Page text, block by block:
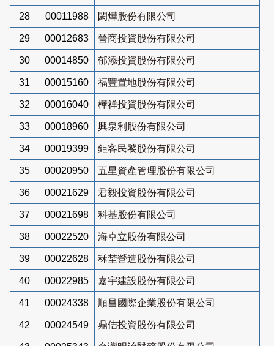
28 00011988 閎燁股份有限公司
29 00012683 晉商投資股份有限公司
30 00014850 郁添投資股份有限公司
31 00015160 福豐置地股份有限公司
32 00016040 樺祥投資股份有限公司
33 00018960 興泉利股份有限公司
34 00019399 鉅客民饕股份有限公司
35 00020950 五星資產管理股份有限公司
36 00021629 君毅投資股份有限公司
37 00021698 科基股份有限公司
38 00022520 海卓立股份有限公司
39 00022628 秝埜營造股份有限公司
40 00022985 嘉宇建設股份有限公司
41 00024338 順昌國際企業股份有限公司
42 00024549 鼎佶投資股份有限公司